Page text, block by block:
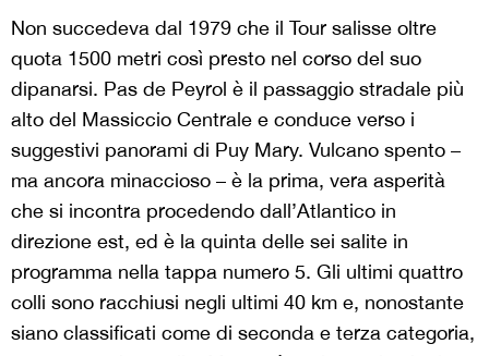
Non succedeva dal 1979 che il Tour salisse oltre
quota 1500 metri così presto nel corso del suo
dipanarsi. Pas de Peyrol è il passaggio stradale più
alto del Massiccio Centrale e conduce verso i
suggestivi panorami di Puy Mary. Vulcano spento –
ma ancora minaccioso – è la prima, vera asperità
che si incontra procedendo dall’Atlantico in
direzione est, ed è la quinta delle sei salite in
programma nella tappa numero 5. Gli ultimi quattro
colli sono racchiusi negli ultimi 40 km e, nonostante
siano classificati come di seconda e terza categoria,